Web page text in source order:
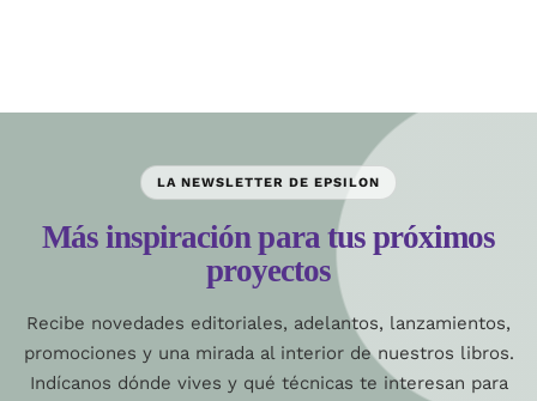
LA NEWSLETTER DE EPSILON
Más inspiración para tus próximos
proyectos
Recibe novedades editoriales, adelantos, lanzamientos,
promociones y una mirada al interior de nuestros libros.
Indícanos dónde vives y qué técnicas te interesan para